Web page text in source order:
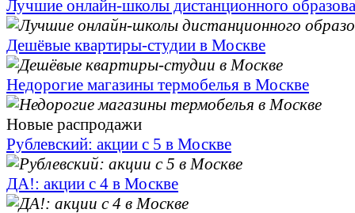
Лучшие онлайн-школы дистанционного
Дешёвые квартиры-студии в Москве
Недорогие магазины термобелья в Москве
Новые распродажи
Рублевский: акции с 5 в Москве
ДА!: акции с 4 в Москве